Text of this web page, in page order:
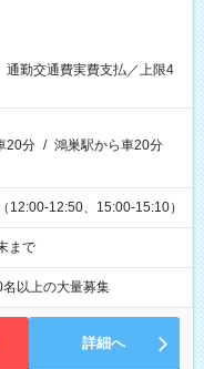
通勤交通費実費支払／上限4
20分 / 鴻巣駅から車20分
12:50、15:00-15:10）
まで
名以上の大量募集
詳細へ